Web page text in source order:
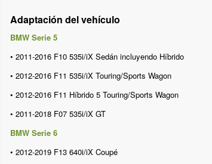
Adaptación del vehículo
BMW Serie 5
• 2011-2016 F10 535i/iX Sedán incluyendo Híbrido
• 2012-2016 F11 535i/iX Touring/Sports Wagon
• 2012-2016 F11 Híbrido 5 Touring/Sports Wagon
• 2011-2018 F07 535i/iX GT
BMW Serie 6
• 2012-2019 F13 640i/iX Coupé